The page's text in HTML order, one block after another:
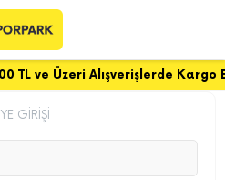
TL ve Üzeri Alışverişlerde Kargo
GIRIŞI